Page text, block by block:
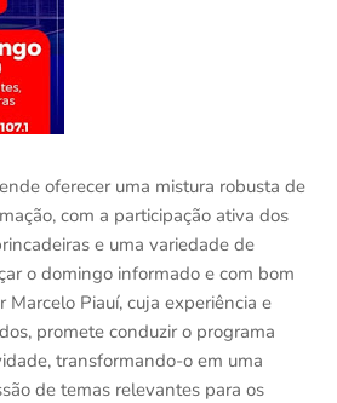
oferecer uma mistura robusta de
com a participação ativa dos
e uma variedade de
o domingo informado e com bom
Marcelo Piauí, cuja experiência e
promete conduzir o programa
transformando-o em uma
de temas relevantes para os